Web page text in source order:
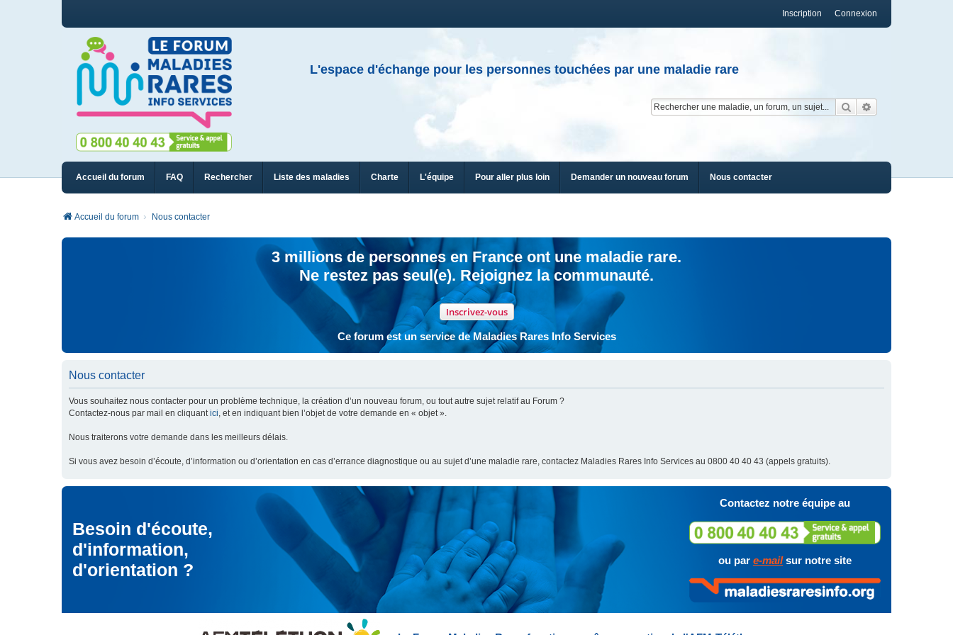
Connexion
Inscription
L'espace d'échange pour les personnes touchées par une maladie rare
Rechercher
Accueil du forum FAQ Rechercher Liste des maladies Charte L'équipe Pour aller plus loin Demander un nouveau forum Nous contacter
Accueil du forum Nous contacter
3 millions de personnes en France ont une maladie rare.
Ne restez pas seul(e). Rejoignez la communauté.
Inscrivez-vous
Ce forum est un service de Maladies Rares Info Services
Nous contacter
Vous souhaitez nous contacter pour un problème technique, la création d’un nouveau forum, ou tout autre sujet relatif au Forum ?
Contactez-nous par mail en cliquantici, et en indiquant bien l’objet de votre demande en « objet ».
Nous traiterons votre demande dans les meilleurs délais.
Si vous avez besoin d’écoute, d’information ou d’orientation en cas d’errance diagnostique ou au sujet d’une maladie rare, contactez Maladies Rares Info Services au 0800 40 40 43 (appels gratuits).
Besoin d'écoute,
d'information,
d'orientation ?
Contactez notre équipe au
ou par e-mailsur notre site